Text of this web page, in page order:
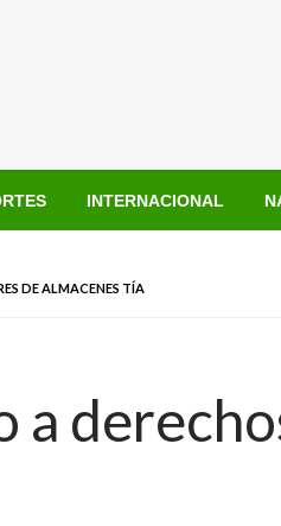
INTERNACIONAL
DE ALMACENES TÍA